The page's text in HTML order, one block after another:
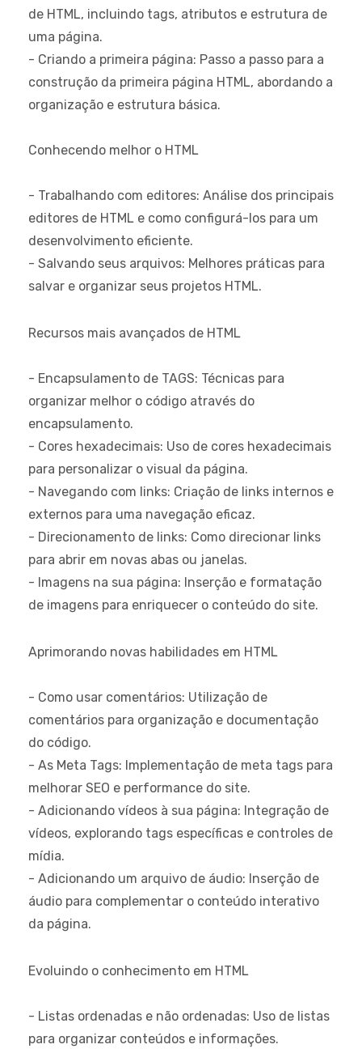
de HTML, incluindo tags, atributos e estrutura de
uma página.
- Criando a primeira página: Passo a passo para a
construção da primeira página HTML, abordando a
organização e estrutura básica.
Conhecendo melhor o HTML
- Trabalhando com editores: Análise dos principais
editores de HTML e como configurá-los para um
desenvolvimento eficiente.
- Salvando seus arquivos: Melhores práticas para
salvar e organizar seus projetos HTML.
Recursos mais avançados de HTML
- Encapsulamento de TAGS: Técnicas para
organizar melhor o código através do
encapsulamento.
- Cores hexadecimais: Uso de cores hexadecimais
para personalizar o visual da página.
- Navegando com links: Criação de links internos e
externos para uma navegação eficaz.
- Direcionamento de links: Como direcionar links
para abrir em novas abas ou janelas.
- Imagens na sua página: Inserção e formatação
de imagens para enriquecer o conteúdo do site.
Aprimorando novas habilidades em HTML
- Como usar comentários: Utilização de
comentários para organização e documentação
do código.
- As Meta Tags: Implementação de meta tags para
melhorar SEO e performance do site.
- Adicionando vídeos à sua página: Integração de
vídeos, explorando tags específicas e controles de
mídia.
- Adicionando um arquivo de áudio: Inserção de
áudio para complementar o conteúdo interativo
da página.
Evoluindo o conhecimento em HTML
- Listas ordenadas e não ordenadas: Uso de listas
para organizar conteúdos e informações.